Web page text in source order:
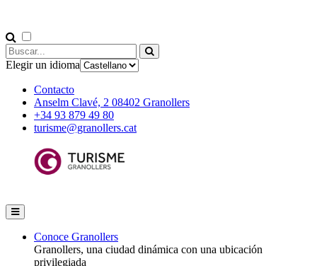
Elegir un idioma
Contacto
Anselm Clavé, 2 08402 Granollers
+34 93 879 49 80
turisme@granollers.cat
Conoce Granollers
Granollers, una ciudad dinámica con una ubicación
privilegiada